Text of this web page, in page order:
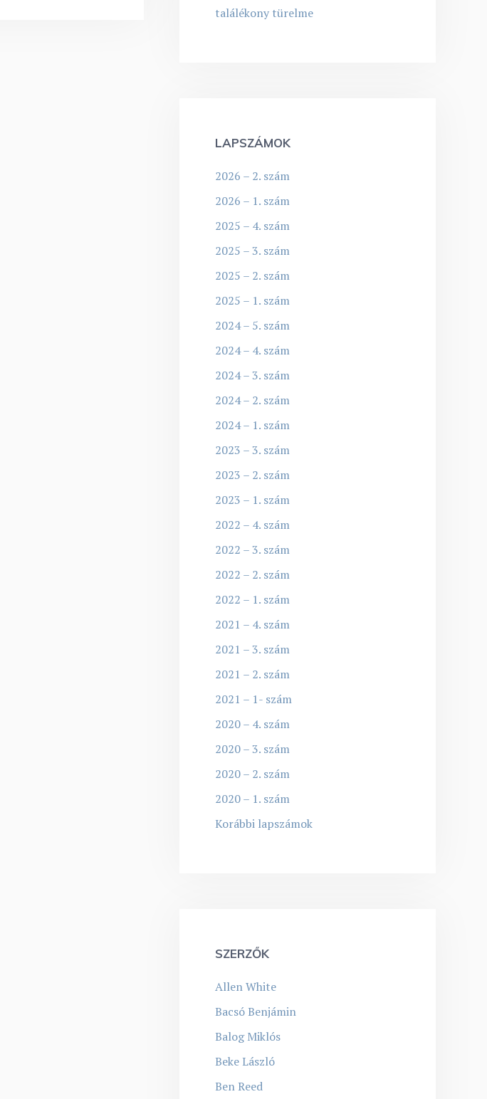
találékony türelme
LAPSZÁMOK
2026 – 2. szám
2026 – 1. szám
2025 – 4. szám
2025 – 3. szám
2025 – 2. szám
2025 – 1. szám
2024 – 5. szám
2024 – 4. szám
2024 – 3. szám
2024 – 2. szám
2024 – 1. szám
2023 – 3. szám
2023 – 2. szám
2023 – 1. szám
2022 – 4. szám
2022 – 3. szám
2022 – 2. szám
2022 – 1. szám
2021 – 4. szám
2021 – 3. szám
2021 – 2. szám
2021 – 1- szám
2020 – 4. szám
2020 – 3. szám
2020 – 2. szám
2020 – 1. szám
Korábbi lapszámok
SZERZŐK
Allen White
Bacsó Benjámin
Balog Miklós
Beke László
Ben Reed